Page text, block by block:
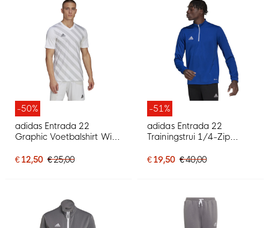
-50%
adidas Entrada 22
Graphic Voetbalshirt Wit
€ 12,50 € 25,00
-51%
adidas Entrada 22
Trainingstrui 1/4-Zip
€ 19,50 € 40,00